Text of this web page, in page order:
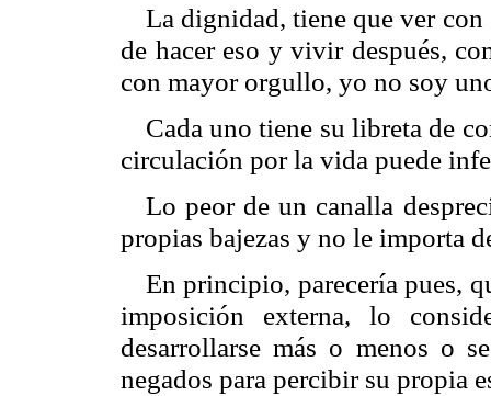
La dignidad, tiene que ver
de hacer eso y vivir después,
con mayor orgullo, yo no soy
Cada uno tiene su libreta de
circulación por la vida puede
Lo peor de un canalla
propias bajezas y no le importa
En principio, parecería pues,
imposición externa, lo
desarrollarse más o menos o
negados para percibir su propia